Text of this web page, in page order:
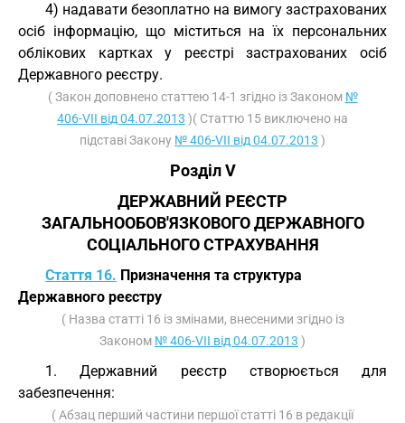
4) надавати безоплатно на вимогу застрахованих
осіб інформацію, що міститься на їх персональних
облікових картках у реєстрі застрахованих осіб
Державного реєстру.
( Закон доповнено статтею 14-1 згідно із Законом №
406-VII від 04.07.2013 )( Статтю 15 виключено на
підставі Закону № 406-VII від 04.07.2013 )
Розділ V
ДЕРЖАВНИЙ РЕЄСТР
ЗАГАЛЬНООБОВ'ЯЗКОВОГО ДЕРЖАВНОГО
СОЦІАЛЬНОГО СТРАХУВАННЯ
Стаття 16. Призначення та структура
Державного реєстру
( Назва статті 16 із змінами, внесеними згідно із
Законом № 406-VII від 04.07.2013 )
1. Державний реєстр створюється для
забезпечення:
( Абзац перший частини першої статті 16 в редакції